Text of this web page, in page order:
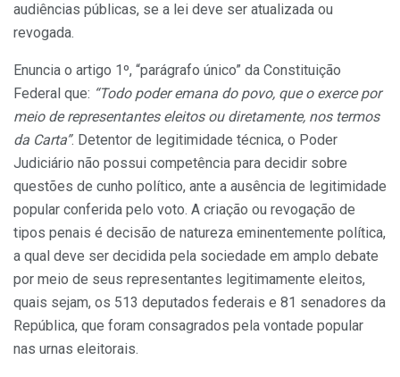
audiências públicas, se a lei deve ser atualizada ou
revogada.
Enuncia o artigo 1º, “parágrafo único” da Constituição
Federal que: “Todo poder emana do povo, que o exerce por
meio de representantes eleitos ou diretamente, nos termos
da Carta”. Detentor de legitimidade técnica, o Poder
Judiciário não possui competência para decidir sobre
questões de cunho político, ante a ausência de legitimidade
popular conferida pelo voto. A criação ou revogação de
tipos penais é decisão de natureza eminentemente política,
a qual deve ser decidida pela sociedade em amplo debate
por meio de seus representantes legitimamente eleitos,
quais sejam, os 513 deputados federais e 81 senadores da
República, que foram consagrados pela vontade popular
nas urnas eleitorais.